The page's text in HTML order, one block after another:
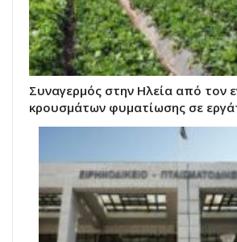
Συναγερμός στην Ηλεία από τον
κρουσμάτων φυματίωσης σε